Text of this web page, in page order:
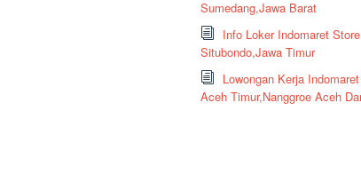
Sumedang,Jawa Barat
Info Loker Indomaret
Situbondo,Jawa Timur
Lowongan Kerja
Aceh Timur,Nanggroe Aceh